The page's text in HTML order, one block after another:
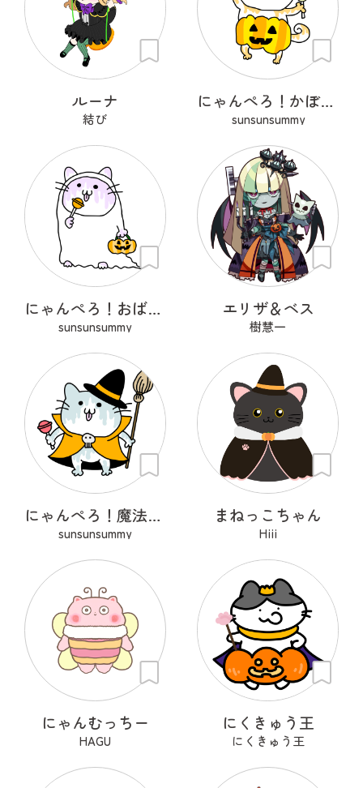
ルーナ
結び
にゃんぺろ！かぼちゃっ
sunsunsummy
にゃんぺろ！おばけっ
sunsunsummy
エリザ＆ベス
樹慧一
にゃんぺろ！魔法使いっ
sunsunsummy
まねっこちゃん
Hiii
にゃんむっちー
HAGU
にくきゅう王
にくきゅう王